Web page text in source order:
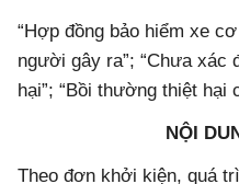
“Hợp đồng bảo hiểm xe
người gây ra”; “Chưa
hại”; “Bồi thường thiệt
NỘI
Theo đơn khởi kiện, quá